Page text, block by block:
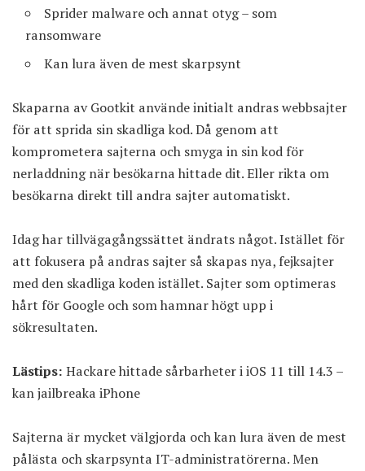
Sprider malware och annat otyg – som
ransomware
Kan lura även de mest skarpsynt
Skaparna av Gootkit använde initialt andras webbsajter
för att sprida sin skadliga kod. Då genom att
komprometera sajterna och smyga in sin kod för
nerladdning när besökarna hittade dit. Eller rikta om
besökarna direkt till andra sajter automatiskt.
Idag har tillvägagångssättet ändrats något. Istället för
att fokusera på andras sajter så skapas nya, fejksajter
med den skadliga koden istället. Sajter som optimeras
hårt för Google och som hamnar högt upp i
sökresultaten.
Lästips: Hackare hittade sårbarheter i iOS 11 till 14.3 –
kan jailbreaka iPhone
Sajterna är mycket välgjorda och kan lura även de mest
pålästa och skarpsynta IT-administratörerna. Men